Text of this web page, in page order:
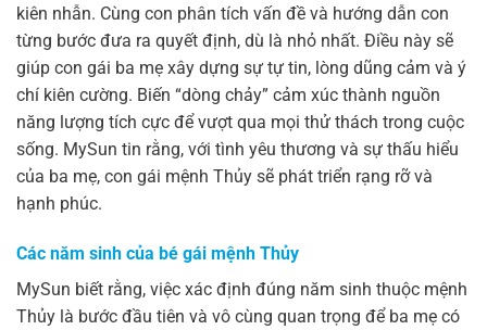
kiên nhẫn. Cùng con phân tích vấn đề và hướng dẫn con
từng bước đưa ra quyết định, dù là nhỏ nhất. Điều này sẽ
giúp con gái ba mẹ xây dựng sự tự tin, lòng dũng cảm và ý
chí kiên cường. Biến “dòng chảy” cảm xúc thành nguồn
năng lượng tích cực để vượt qua mọi thử thách trong cuộc
sống. MySun tin rằng, với tình yêu thương và sự thấu hiểu
của ba mẹ, con gái mệnh Thủy sẽ phát triển rạng rỡ và
hạnh phúc.
Các năm sinh của bé gái mệnh Thủy
MySun biết rằng, việc xác định đúng năm sinh thuộc mệnh
Thủy là bước đầu tiên và vô cùng quan trọng để ba mẹ có